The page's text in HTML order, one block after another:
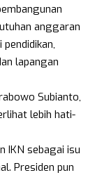
anggaran
lapangan
Subianto,
lebih hati-
IKN sebagai isu
Presiden pun